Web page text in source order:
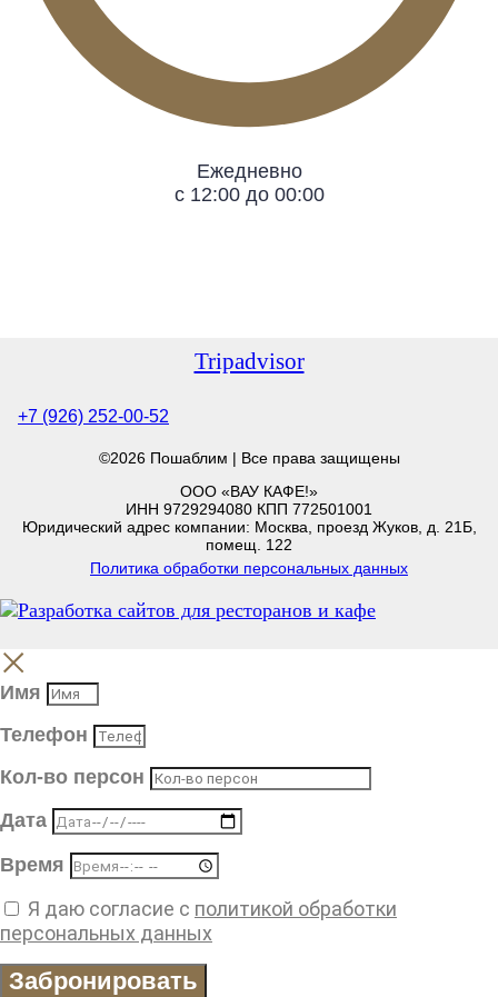
Ежедневно
с 12:00 до 00:00
Tripadvisor
+7 (926) 252-00-52
©2026 Пошаблим | Все права защищены
ООО «ВАУ КАФЕ!»
ИНН 9729294080 КПП 772501001
Юридический адрес компании: Москва, проезд Жуков, д. 21Б,
помещ. 122
Политика обработки персональных данных
Имя
Телефон
Кол-во персон
Дата
Время
Я даю согласие с политикой обработки
персональных данных
Забронировать